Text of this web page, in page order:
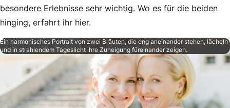
besondere Erlebnisse sehr wichtig. Wo es für die beiden
hinging, erfahrt ihr hier.
Ein harmonisches Portrait von zwei Bräuten, die eng aneinander stehen, lächeln
und in strahlendem Tageslicht ihre Zuneigung füreinander zeigen.